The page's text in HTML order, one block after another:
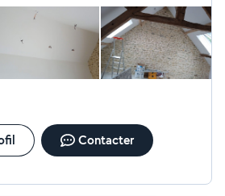
appliqué et sympathique, nous
pour la suite de nos travaux. Je le
personnes qui cherchent un
Contacter